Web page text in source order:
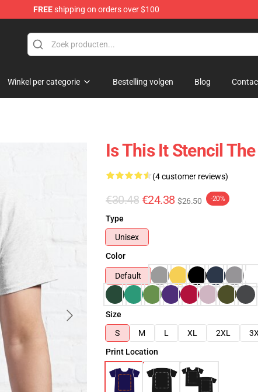
FREEshipping on orders over $100
Winkel per categorie Bestelling volgen Blog
Is This It Stencil
(4 customer reviews)
€30.48 €24.38 $26.50 -20%
Type
Unisex
Color
Default
Size
S
M L XL 2XL
Print Location